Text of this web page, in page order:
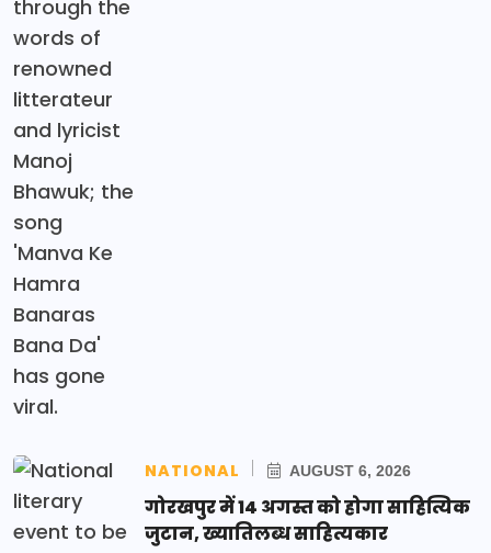
NATIONAL AUGUST 6, 2026
गोरखपुर में 14 अगस्त को होगा साहित्यिक
जुटान, ख्यातिलब्ध साहित्यकार